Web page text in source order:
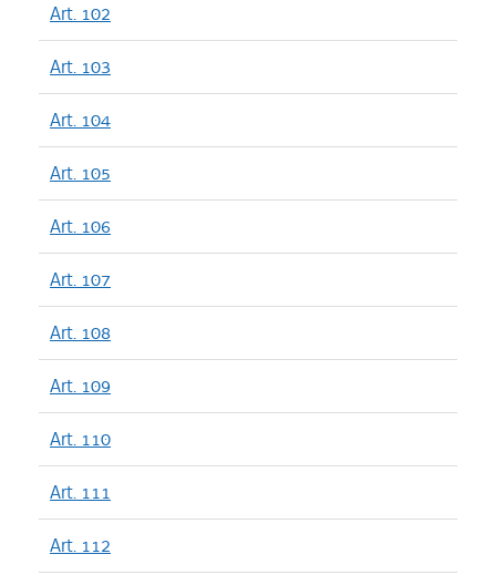
Art. 102
Art. 103
Art. 104
Art. 105
Art. 106
Art. 107
Art. 108
Art. 109
Art. 110
Art. 111
Art. 112